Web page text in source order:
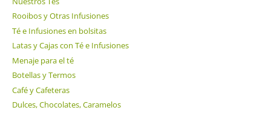
Rooibos y Otras Infusiones
Té e Infusiones en bolsitas
Latas y Cajas con Té e Infusiones
Menaje para el té
Botellas y Termos
Café y Cafeteras
Dulces, Chocolates, Caramelos